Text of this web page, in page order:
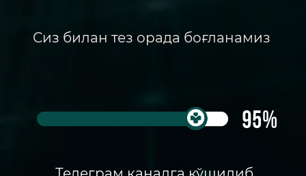
Сиз билан тез орада боғланамиз